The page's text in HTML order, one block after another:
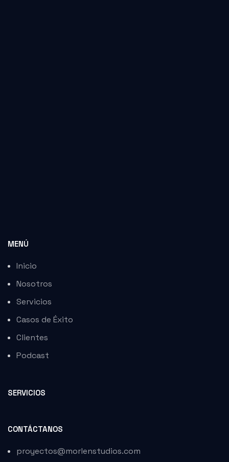
MENÚ
Inicio
Nosotros
Servicios
Casos de Éxito
Clientes
Podcast
SERVICIOS
CONTÁCTANOS
proyectos@morlenstudios.com